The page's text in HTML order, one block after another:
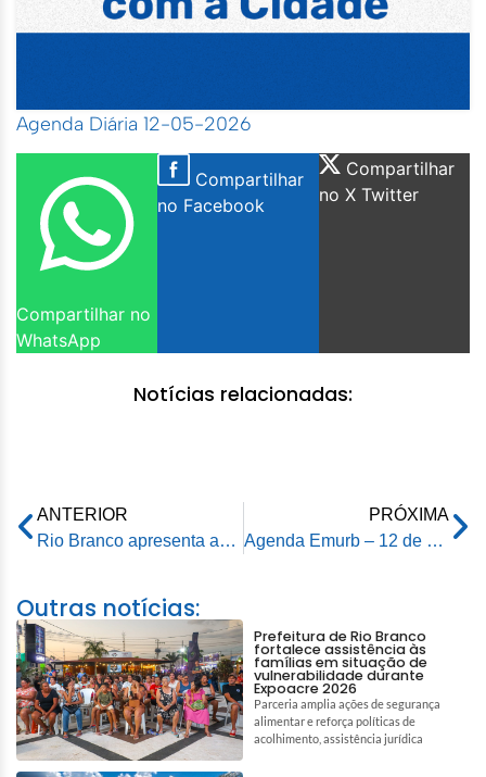
Agenda Diária 12-05-2026
Compartilhar no
WhatsApp
Compartilhar
no Facebook
Compartilhar
no X Twitter
Notícias relacionadas:
ANTERIOR
Rio Branco apresenta avanços na agenda climática durante encontro do Programa Cidades Verdes e Resilientes
PRÓXIMA
Agenda Emurb – 12 de maio de 2026
Outras notícias:
Prefeitura de Rio Branco
fortalece assistência às
famílias em situação de
vulnerabilidade durante
Expoacre 2026
Parceria amplia ações de segurança
alimentar e reforça políticas de
acolhimento, assistência jurídica